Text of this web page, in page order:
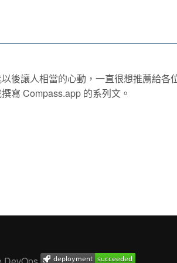
後讓人相當的心動，一直很想推薦給各
寫 Compass.app 的系列文。